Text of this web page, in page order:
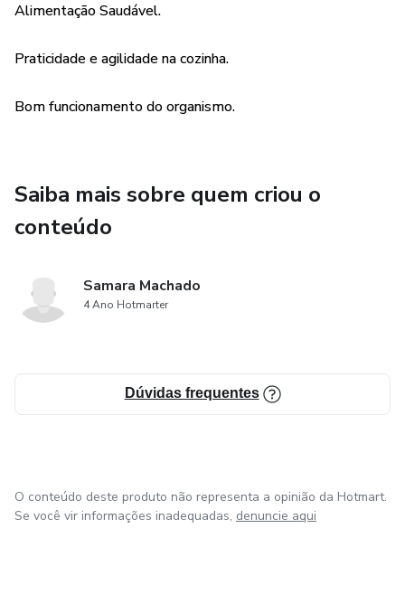
Alimentação Saudável.
Praticidade e agilidade na cozinha.
Bom funcionamento do organismo.
Saiba mais sobre quem criou o
conteúdo
Samara Machado
4 Ano Hotmarter
Dúvidas frequentes
O conteúdo deste produto não representa a opinião da Hotmart.
Se você vir informações inadequadas, denuncie aqui